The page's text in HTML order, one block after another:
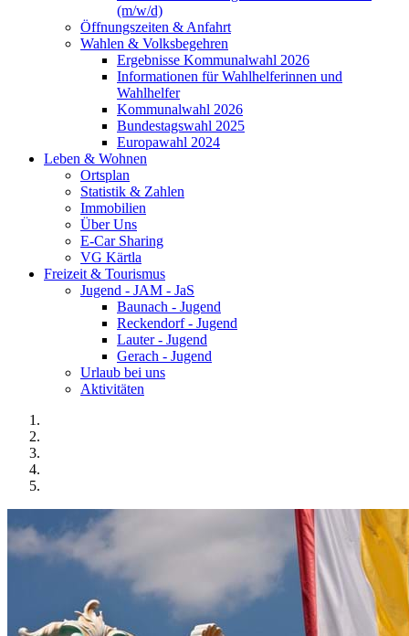
(m/w/d)
Öffnungszeiten & Anfahrt
Wahlen & Volksbegehren
Ergebnisse Kommunalwahl 2026
Informationen für Wahlhelferinnen und
Wahlhelfer
Kommunalwahl 2026
Bundestagswahl 2025
Europawahl 2024
Leben & Wohnen
Ortsplan
Statistik & Zahlen
Immobilien
Über Uns
E-Car Sharing
VG Kärtla
Freizeit & Tourismus
Jugend - JAM - JaS
Baunach - Jugend
Reckendorf - Jugend
Lauter - Jugend
Gerach - Jugend
Urlaub bei uns
Aktivitäten